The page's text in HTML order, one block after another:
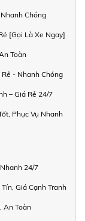
Chóng
[Gọi Là Xe Ngay]
Toàn
- Nhanh Chóng
– Giá Rẻ 24/7
Phục Vụ Nhanh
24/7
Giá Cạnh Tranh
An Toàn